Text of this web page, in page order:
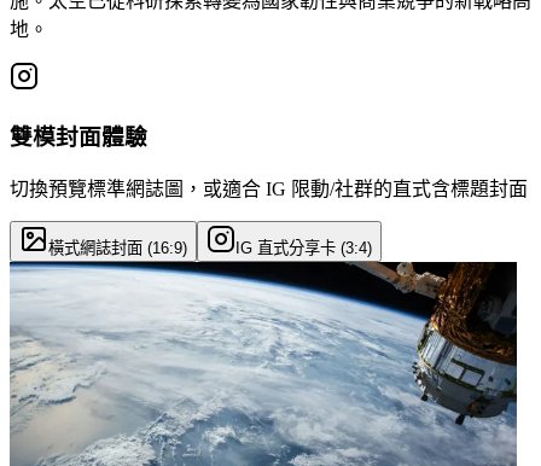
地。
雙模封面體驗
切換預覽標準網誌圖，或適合 IG 限動/社群的直式含標題封面
橫式網誌封面 (16:9) IG 直式分享卡 (3:4)